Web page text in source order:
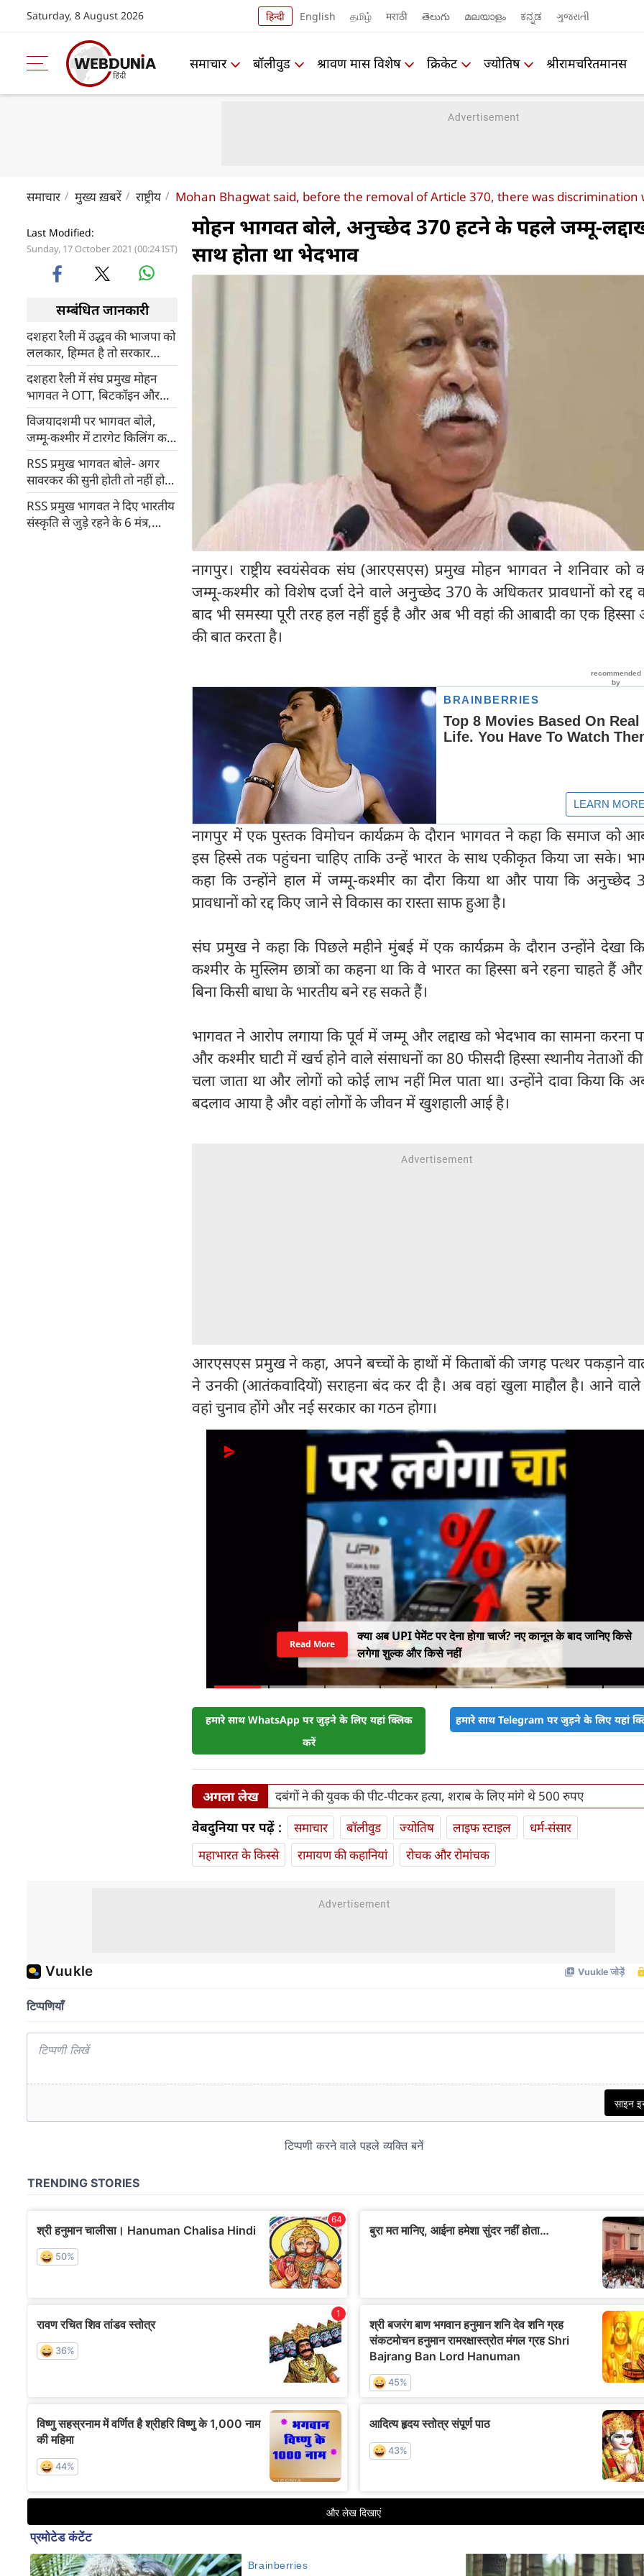
Saturday, 8 August 2026 हिन्दी English தமிழ் मराठी తెలుగు മലയാളം ಕನ್ನಡ ગુજરાતી
समाचार बॉलीवुड श्रावण मास विशेष क्रिकेट ज्योतिष श्रीरामचरितमानस
समाचार मुख्य ख़बरें राष्ट्रीय Mohan Bhagwat said, before the removal of Article 370, there was discrimination
Last Modified:
Sunday, 17 October 2021 (00:24 IST)
सम्बंधित जानकारी
दशहरा रैली में उद्धव की भाजपा को
ललकार, हिम्मत है तो सरकार
गिराकर दिखाओ...
दशहरा रैली में संघ प्रमुख मोहन
भागवत ने OTT, बिटकॉइन और
नशीले पदार्थों पर जताई चिंता
विजयादशमी पर भागवत बोले,
जम्मू-कश्मीर में टारगेट किलिंग कर
रहे हैं आतंकी
RSS प्रमुख भागवत बोले- अगर
सावरकर की सुनी होती तो नहीं होता
देश का विभाजन...
RSS प्रमुख भागवत ने दिए भारतीय
संस्कृति से जुड़े रहने के 6 मंत्र,
मोहन भागवत बोले, अनुच्छेद 370 हटने के पहले जम्मू-
साथ होता था भेदभाव
नागपुर। राष्ट्रीय स्वयंसेवक संघ (आरएसएस) प्रमुख मोहन भागवत ने शनिवार को
जम्मू-कश्मीर को विशेष दर्जा देने वाले अनुच्छेद 370 के अधिकतर प्रावधानों को
बाद भी समस्या पूरी तरह हल नहीं हुई है और अब भी वहां की आबादी का एक हिस्सा
की बात करता है।
नागपुर में एक पुस्तक विमोचन कार्यक्रम के दौरान भागवत ने कहा कि समाज को
इस हिस्से तक पहुंचना चाहिए ताकि उन्हें भारत के साथ एकीकृत किया जा सके।
कहा कि उन्होंने हाल में जम्मू-कश्मीर का दौरा किया था और पाया कि अनुच्छेद
प्रावधानों को रद्द किए जाने से विकास का रास्ता साफ हुआ है।
संघ प्रमुख ने कहा कि पिछले महीने मुंबई में एक कार्यक्रम के दौरान उन्होंने देखा
कश्मीर के मुस्लिम छात्रों का कहना था कि वे भारत का हिस्सा बने रहना चाहते हैं
बिना किसी बाधा के भारतीय बने रह सकते हैं।
भागवत ने आरोप लगाया कि पूर्व में जम्मू और लद्दाख को भेदभाव का सामना करना
और कश्मीर घाटी में खर्च होने वाले संसाधनों का 80 फीसदी हिस्सा स्थानीय नेताओं
चला जाता था और लोगों को कोई लाभ नहीं मिल पाता था। उन्होंने दावा किया कि
बदलाव आया है और वहां लोगों के जीवन में खुशहाली आई है।
आरएसएस प्रमुख ने कहा, अपने बच्चों के हाथों में किताबों की जगह पत्थर पकड़ाने
ने उनकी (आतंकवादियों) सराहना बंद कर दी है। अब वहां खुला माहौल है। आने
वहां चुनाव होंगे और नई सरकार का गठन होगा।
NEET पेपर लीक में बड़ा खुलासा! CBI का दावा- NTA के अधिकारियों ने
ही लीक किए थे प्रश्नपत्र
Read More
हमारे साथ WhatsApp पर जुड़ने के लिए यहां क्लिक
करें
हमारे साथ Telegram पर जुड़ने के लिए यहां
अगला लेख दबंगों ने की युवक की पीट-पीटकर हत्‍या, शराब के लिए मांगे थे 500 रुपए
वेबदुनिया पर पढ़ें : समाचार बॉलीवुड ज्योतिष लाइफ स्‍टाइल
धर्म-संसार
महाभारत के किस्से
रामायण की कहानियां रोचक और रोमांचक